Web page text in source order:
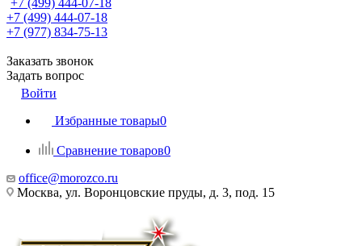
+7 (499) 444-07-18
+7 (499) 444-07-18
+7 (977) 834-75-13
Заказать звонок
Задать вопрос
Войти
Избранные товары0
Сравнение товаров0
office@morozco.ru
Москва, ул. Воронцовские пруды, д. 3, под. 15